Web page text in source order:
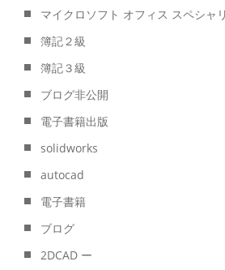
マイクロソフト オフィス スペシャ
簿記２級
簿記３級
ブログ非公開
電子書籍出版
solidworks
autocad
電子書籍
ブログ
2DCAD ー